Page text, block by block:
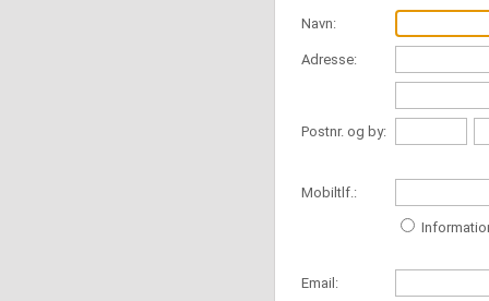
Navn:
Adresse:
Postnr. og by:
Mobiltlf.:
Email: